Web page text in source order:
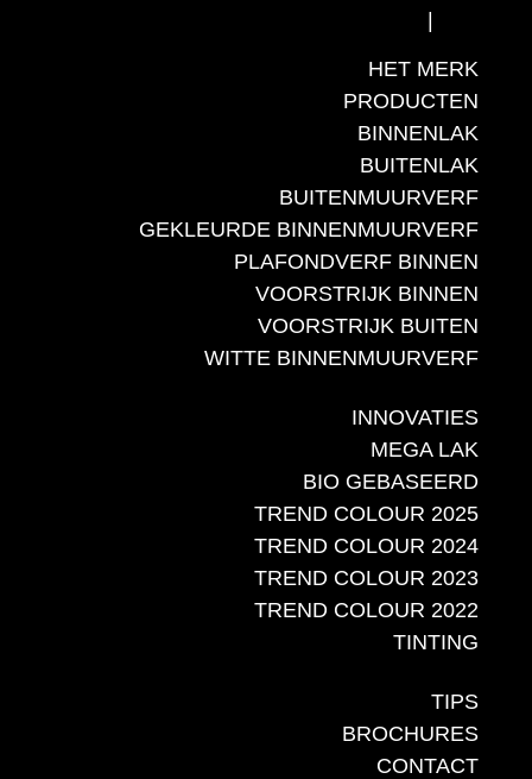
HET MERK
PRODUCTEN
BINNENLAK
BUITENLAK
BUITENMUURVERF
GEKLEURDE BINNENMUURVERF
PLAFONDVERF BINNEN
VOORSTRIJK BINNEN
VOORSTRIJK BUITEN
WITTE BINNENMUURVERF
INNOVATIES
MEGA LAK
BIO GEBASEERD
TREND COLOUR 2025
TREND COLOUR 2024
TREND COLOUR 2023
TREND COLOUR 2022
TINTING
TIPS
BROCHURES
CONTACT